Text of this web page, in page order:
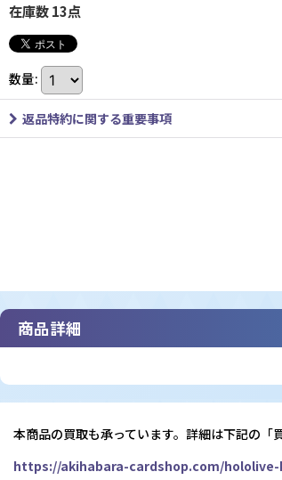
在庫数 13点
数量:
返品特約に関する重要事項
商品詳細
本商品の買取も承っています。詳細は下記の「
https://akihabara-cardshop.com/